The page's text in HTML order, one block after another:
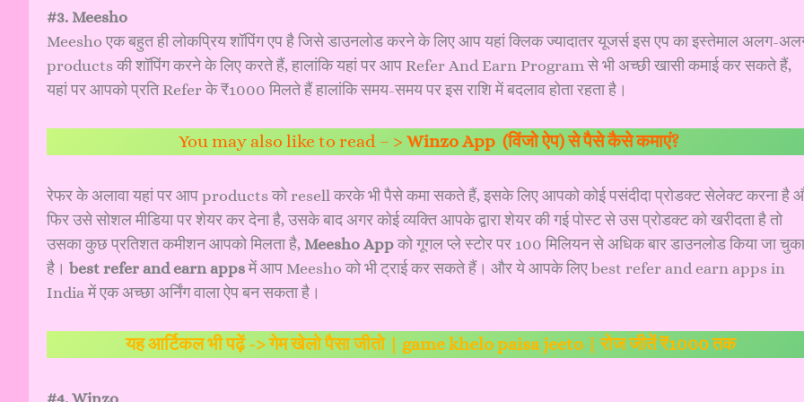
#3. Meesho
Meesho एक बहुत ही लोकप्रिय शॉपिंग एप है जिसे डाउनलोड करने के लिए आपयहां क्लिकज्यादातर यूजर्स इस एप का इस्तेमाल अलग-
products की शॉपिंग करने के लिए करते हैं, हालांकि यहां पर आप Refer And Earn Program से भी अच्छी खासी कमाई कर सकते हैं,
यहां पर आपको प्रति Refer के ₹1000 मिलते हैं हालांकि समय-समय पर इस राशि में बदलाव होता रहता है।
You may also like to read – > Winzo App (विंजो ऐप) से पैसे कैसे कमाएं?
रेफर के अलावा यहां पर आप products को resell करके भी पैसे कमा सकते हैं, इसके लिए आपको कोई पसंदीदा प्रोडक्ट सेलेक्ट करना है
फिर उसे सोशल मीडिया पर शेयर कर देना है, उसके बाद अगर कोई व्यक्ति आपके द्वारा शेयर की गई पोस्ट से उस प्रोडक्ट को खरीदता है तो
उसका कुछ प्रतिशत कमीशन आपको मिलता है, Meesho Appको गूगल प्ले स्टोर पर 100 मिलियन से अधिक बार डाउनलोड किया जा चुका
है। best refer and earn appsमें आप Meesho को भी ट्राई कर सकते हैं। और ये आपके लिए best refer and earn apps in
India में एक अच्छा अर्निंग वाला ऐप बन सकता है।
यह आर्टिकल भी पढ़ें ->गेम खेलो पैसा जीतो | game khelo paisa jeeto | रोज जीतें ₹1000 तक
#4. Winzo